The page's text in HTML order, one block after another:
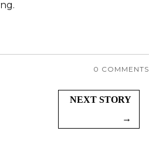
0 COMMENTS
NEXT STORY
→